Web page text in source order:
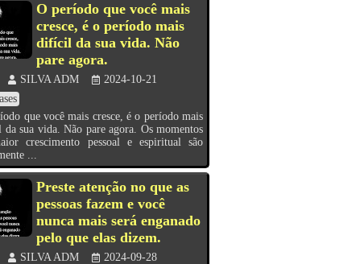
O período que você mais
cresce, é o período mais
difícil da sua vida. Não
pare agora.
SILVA ADM
2024-10-21
que você mais cresce, é o período mais
sua vida. Não pare agora. Os momentos
crescimento pessoal e espiritual são
...
Preste atenção no que as
pessoas fazem e você
nunca mais será enganado
pelo que elas dizem.
SILVA ADM
2024-09-28